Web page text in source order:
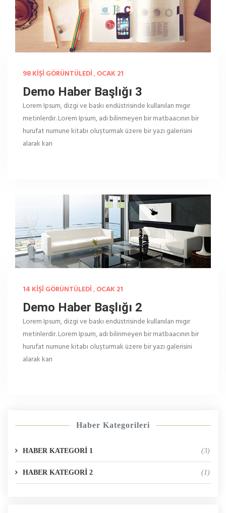
98 KIŞI GÖRÜNTÜLEDI,OCAK 21
Demo Haber Başlığı 3
Lorem Ipsum, dizgi ve baskı endüstrisinde kullanılan mıgır
metinlerdir. Lorem Ipsum, adı bilinmeyen bir matbaacının bir
hurufat numune kitabı oluşturmak üzere bir yazı galerisini
alarak karı
14 KIŞI GÖRÜNTÜLEDI,OCAK 21
Demo Haber Başlığı 2
Lorem Ipsum, dizgi ve baskı endüstrisinde kullanılan mıgır
metinlerdir. Lorem Ipsum, adı bilinmeyen bir matbaacının bir
hurufat numune kitabı oluşturmak üzere bir yazı galerisini
alarak karı
Haber Kategorileri
HABER KATEGORİ 1 (3)
HABER KATEGORİ 2 (1)